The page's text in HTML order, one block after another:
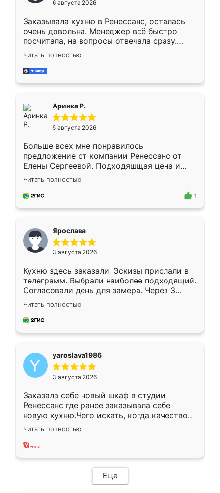
мебели буду заказывать только здесь.
6 августа 2026
Заказывала кухню в Ренессанс, осталась
очень довольна. Менеджер всё быстро
посчитала, на вопросы отвечала сразу.
Замерщик приехал в субботу, подошёл к
делу со всей ответственностью. Собрали
за день, ребята работали аккуратно, даже
Читать полностью
Аринка Р.
5 августа 2026
Больше всех мне понравилось
предложение от компании Ренессанс от
Елены Сергеевой. Подходяшщая цена и
короткие сроки изготовления. Приехавший
для замера сотрудник Владислав
предложил по моему эскизу самый
Читать полностью
1
Ярослава
3 августа 2026
Кухню здесь заказали. Эскизы прислали в
телеграмм. Выбрали наиболее подходящий.
Согласовали день для замера. Через 3
недели кухня была уже готова. Остались
довольны работой. Спасибо Ренессанс
мебель за качественную работу!
Читать полностью
yaroslava1986
3 августа 2026
Заказала себе новый шкаф в студии
Ренессанс где ранее заказывала себе
новую кухню.Чего искать, когда качеством
вполне довольна. Служит кухня уже почти
два года, нареканий нет.
Читать полностью
Еще